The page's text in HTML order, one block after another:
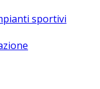
sportivi